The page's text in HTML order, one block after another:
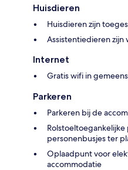
Huisdieren
Huisdieren zijn
Assistentiedieren zijn
Internet
Gratis wifi in
Parkeren
Parkeren bij de
personenbusjes ter
Oplaadpunt voor
accommodatie